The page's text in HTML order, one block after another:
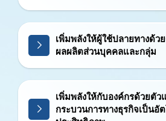
เพิ่มพลังให้ผู้ใช้ปลายทางด้ว
ผลผลิตส่วนบุคคลและกลุ่ม
เพิ่มพลังให้กับองค์กรด้วยตัว
กระบวนการทางธุรกิจเป็นอั